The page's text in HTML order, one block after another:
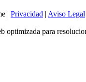
| Privacidad | Aviso Legal
optimizada para